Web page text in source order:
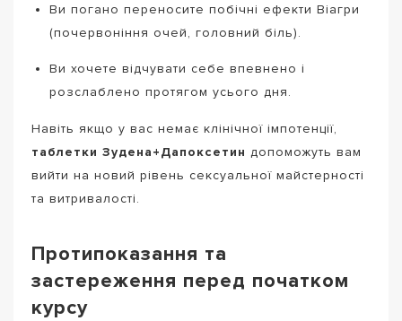
Ви погано переносите побічні ефекти Віагри
(почервоніння очей, головний біль).
Ви хочете відчувати себе впевнено і
розслаблено протягом усього дня.
Навіть якщо у вас немає клінічної імпотенції,
таблетки Зудена+Дапоксетин допоможуть вам
вийти на новий рівень сексуальної майстерності
та витривалості.
Протипоказання та
застереження перед початком
курсу